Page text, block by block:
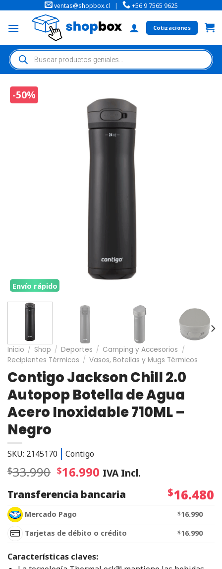
ventas@shopbox.cl | +56 9 7565 9625
Cotizaciones
-50%
Envío rápido
Inicio / Shop / Deportes / Camping y Accesorios /
Recipientes Térmicos / Vasos, Botellas y Mugs Térmicos
Contigo Jackson Chill 2.0
Autopop Botella de Agua
Acero Inoxidable 710ML –
Negro
SKU: 2145170 Contigo
$33.990 $16.990 IVA Incl.
Transferencia bancaria
$16.480
Mercado Pago $16.990
Tarjetas de débito o crédito
$16.990
Características claves: